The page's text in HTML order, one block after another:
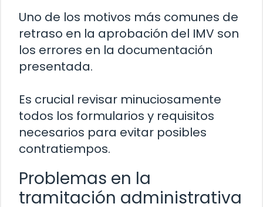
Uno de los motivos más comunes de
retraso en la aprobación del IMV son
los errores en la documentación
presentada.
Es crucial revisar minuciosamente
todos los formularios y requisitos
necesarios para evitar posibles
contratiempos.
Problemas en la
tramitación administrativa